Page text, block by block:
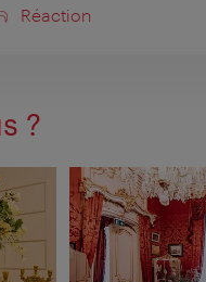
Réaction
?